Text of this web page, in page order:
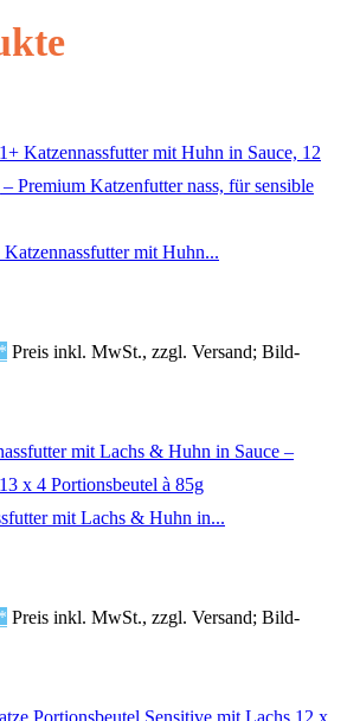
mit Huhn...
Preis inkl. MwSt., zzgl. Versand; Bild-
mit Lachs & Huhn in...
Preis inkl. MwSt., zzgl. Versand; Bild-